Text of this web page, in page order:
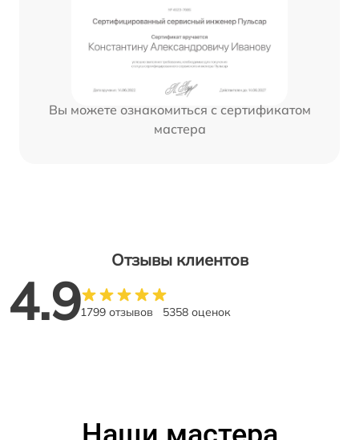
Вы можете ознакомиться с сертификатом
мастера
Отзывы клиентов
4.91799 отзывов 5358 оценок